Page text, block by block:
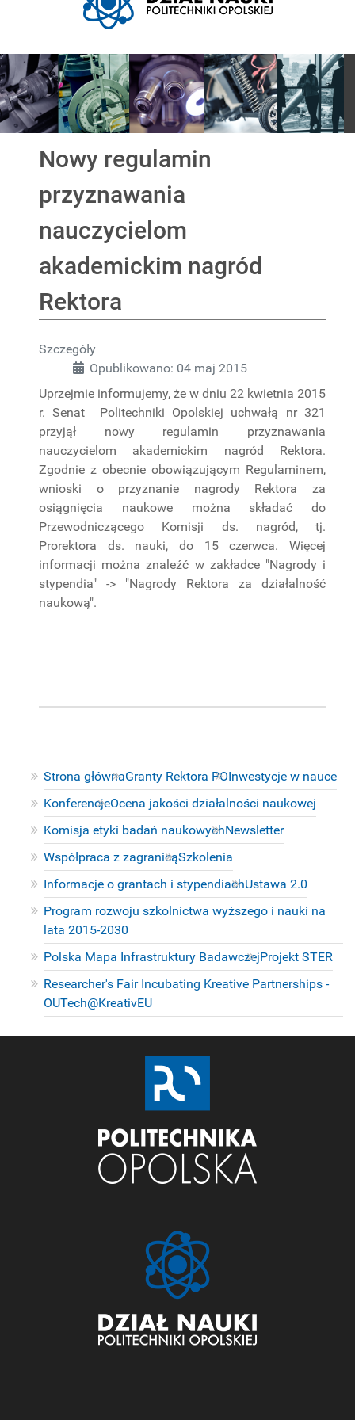
Pokaz slajdów
Strona głównaGranty Rektora POInwestycje w nauce
KonferencjeOcena jakości działalności naukowej
Komisja etyki badań naukowychNewsletter
Współpraca z zagranicąSzkolenia
Informacje o grantach i stypendiachUstawa 2.0
Program rozwoju szkolnictwa wyższego i nauki na
lata 2015-2030
Polska Mapa Infrastruktury BadawczejProjekt STER
Researcher's Fair Incubating Kreative Partnerships -
OUTech@KreativEU
Nowy regulamin
przyznawania
nauczycielom
akademickim nagród
Rektora
Szczegóły
Opublikowano: 04 maj 2015
Uprzejmie informujemy, że w dniu 22 kwietnia 2015
r. Senat Politechniki Opolskiej uchwałą nr 321
przyjął nowy regulamin przyznawania
nauczycielom akademickim nagród Rektora.
Zgodnie z obecnie obowiązującym Regulaminem,
wnioski o przyznanie nagrody Rektora za
osiągnięcia naukowe można składać do
Przewodniczącego Komisji ds. nagród, tj.
Prorektora ds. nauki, do 15 czerwca. Więcej
informacji można znaleźć w zakładce "Nagrody i
stypendia" -> "Nagrody Rektora za działalność
naukową".